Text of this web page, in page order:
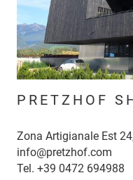
PRETZHOF
Zona Artigianale Est
info@pretzhof.com
Tel. +39 0472 694988